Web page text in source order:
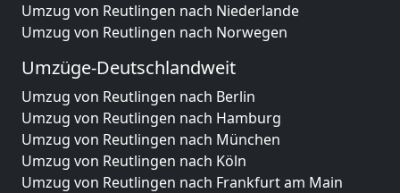
Umzug von Reutlingen nach Niederlande
Umzug von Reutlingen nach Norwegen
Umzüge-Deutschlandweit
Umzug von Reutlingen nach Berlin
Umzug von Reutlingen nach Hamburg
Umzug von Reutlingen nach München
Umzug von Reutlingen nach Köln
Umzug von Reutlingen nach Frankfurt am Main